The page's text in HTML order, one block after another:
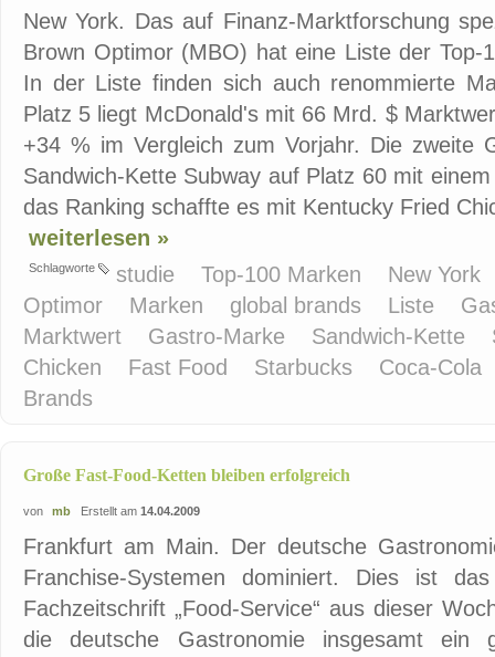
New York. Das auf Finanz-Marktforschung
Brown Optimor (MBO) hat eine Liste der Top-
In der Liste finden sich auch renommierte
Platz 5 liegt McDonald's mit 66 Mrd. $
+34 % im Vergleich zum Vorjahr. Die zweite
Sandwich-Kette Subway auf Platz 60 mit
das Ranking schaffte es mit Kentucky Fried
weiterlesen »
Schlagworte studie Top-100 Marken
New York
Optimor
Marken global brands Liste
Marktwert
Gastro-Marke Sandwich-Kette
Chicken
Fast Food Starbucks
Coca-Cola
Brands
Große Fast-Food-Ketten bleiben erfolgreich
von mb Erstellt am 14.04.2009
Frankfurt am Main. Der deutsche
Franchise-Systemen dominiert. Dies ist
Fachzeitschrift „Food-Service“ aus dieser
die deutsche Gastronomie insgesamt